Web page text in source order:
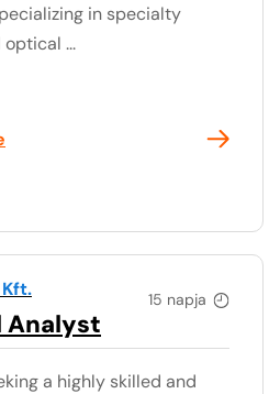
in specialty
...
15 napja
Analyst
a highly skilled and